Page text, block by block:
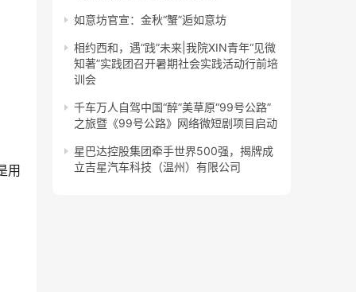
用
如意坊官宣：金秋“蟹”逅如意坊
相约西和，遇“践”未来|我院XIN青年“见微
知著”实践团召开暑期社会实践活动行前培
训会
千车万人自驾中国“醉”美草原“99号公路”
之旅暨《99号公路》网络微短剧项目启动
星巴达控股集团牵手世界500强，揭牌成
立吉星汽车科技（温州）有限公司